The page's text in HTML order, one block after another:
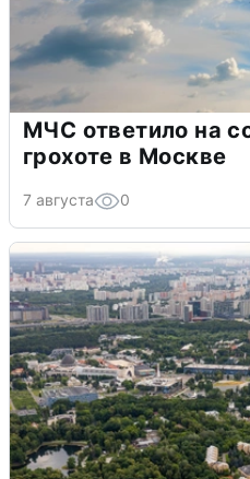
МЧС ответило на
грохоте в Москве
7 августа 0